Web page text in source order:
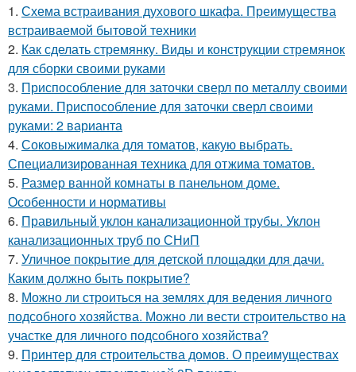
1. Схема встраивания духового шкафа. Преимущества
встраиваемой бытовой техники
2. Как сделать стремянку. Виды и конструкции стремянок
для сборки своими руками
3. Приспособление для заточки сверл по металлу своими
руками. Приспособление для заточки сверл своими
руками: 2 варианта
4. Соковыжималка для томатов, какую выбрать.
Специализированная техника для отжима томатов.
5. Размер ванной комнаты в панельном доме.
Особенности и нормативы
6. Правильный уклон канализационной трубы. Уклон
канализационных труб по СНиП
7. Уличное покрытие для детской площадки для дачи.
Каким должно быть покрытие?
8. Можно ли строиться на землях для ведения личного
подсобного хозяйства. Можно ли вести строительство на
участке для личного подсобного хозяйства?
9. Принтер для строительства домов. О преимуществах